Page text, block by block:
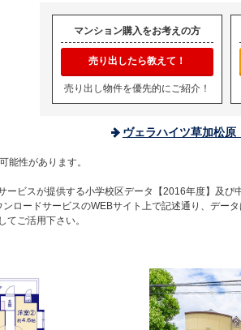
マンション購入をお考えの方
売り出したら教えて！
売り出し物件を優先的にご紹介！
ヴェラハイツ草加松
能性があります。
ビスが提供する小学校区データ【2016年度】及
ロードサービスのWEBサイト上で記述通り、デー
ご活用下さい。